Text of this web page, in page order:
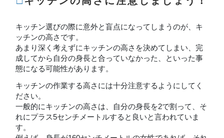
キッチン選びの際に意外と盲点になってしまうのが、キ
ッチンの高さです。
あまり深く考えずにキッチンの高さを決めてしまい、完
成してから自分の身長と合っていなかった、といった事
態になる可能性があります。
キッチンの作業する高さには十分注意するようにしてく
ださい。
一般的にキッチンの高さは、自分の身長を2で割って、そ
れにプラス5センチメートルすると良いと言われていま
す。